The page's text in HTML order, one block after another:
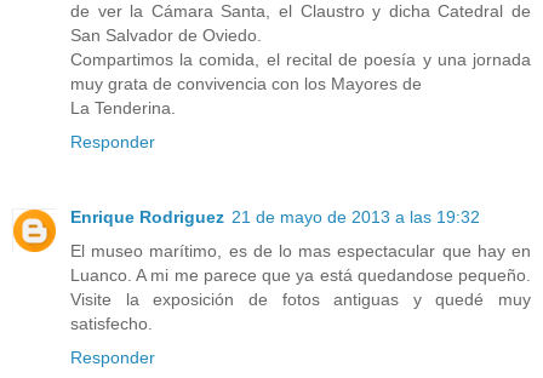
de ver la Cámara Santa, el Claustro y dicha Catedral de
San Salvador de Oviedo.
Compartimos la comida, el recital de poesía y una jornada
muy grata de convivencia con los Mayores de
La Tenderina.
Responder
Enrique Rodriguez 21 de mayo de 2013 a las 19:32
El museo marítimo, es de lo mas espectacular que hay en
Luanco. A mi me parece que ya está quedandose pequeño.
Visite la exposición de fotos antiguas y quedé muy
satisfecho.
Responder